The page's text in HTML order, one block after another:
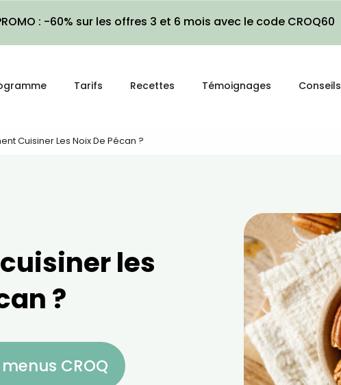
: -60% sur les offres 3 et 6 mois avec le code CROQ60
Tarifs Recettes Témoignages Conseils
Cuisiner Les Noix De Pécan ?
les
?
CROQ